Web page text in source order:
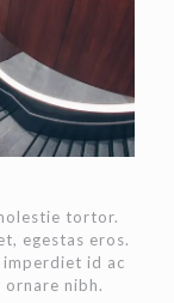
tortor.
egestas eros.
id ac
ornare nibh.